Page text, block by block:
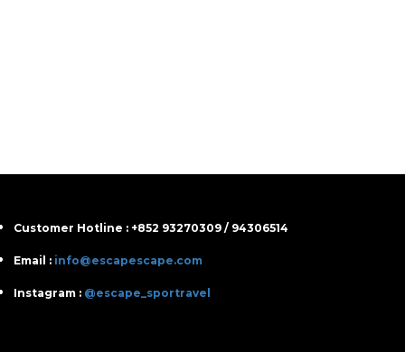
Customer Hotline : +852 93270309 / 94306514
Email : info@escapescape.com
Instagram : @escape_sportravel